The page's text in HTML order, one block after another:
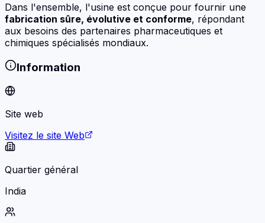
Dans l'ensemble, l'usine est conçue pour fournir une
fabrication sûre, évolutive et conforme, répondant
aux besoins des partenaires pharmaceutiques et
chimiques spécialisés mondiaux.
Information
Site web
Visitez le site Web
Quartier général
India